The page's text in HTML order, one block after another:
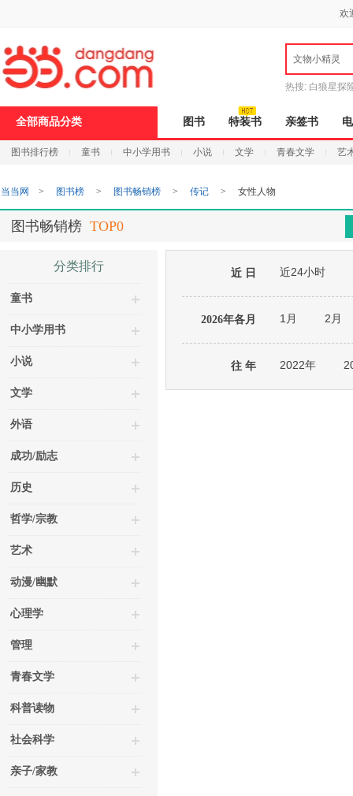
欢
文物小精灵
热搜: 白狼星探
全部商品分类 图书 特装书 亲签书
图书排行榜 童书 中小学用书 小说 文学 青春文学 艺
打
开
无
障
页
加
当当网 > 图书榜 > 图书畅销榜 > 传记 > 女性人物
图书畅销榜 TOP0
分类排行
童书
中小学用书
小说
文学
外语
成功/励志
历史
哲学/宗教
艺术
动漫/幽默
心理学
管理
青春文学
科普读物
社会科学
亲子/家教
近 日 近24小时
2026年各月 1月 2月
往 年 2022年